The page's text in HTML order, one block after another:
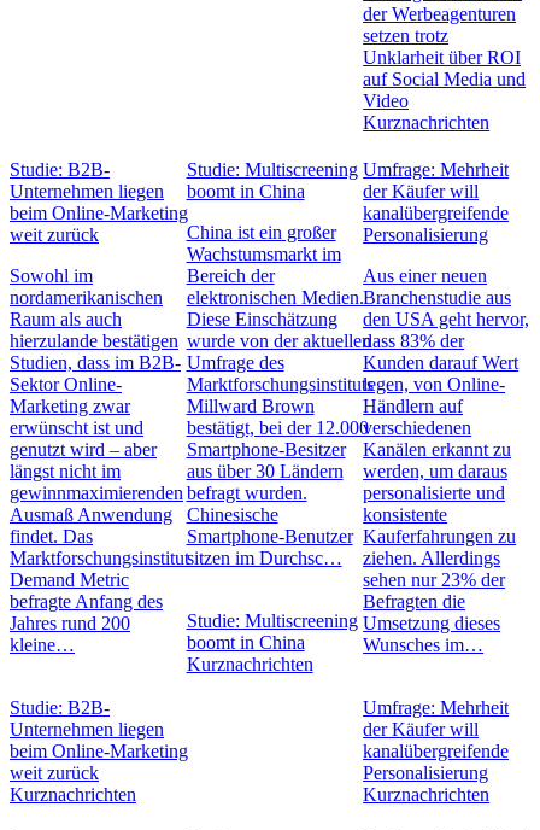
der Werbeagenturen
setzen trotz
Unklarheit über ROI
auf Social Media und
Video
Kurznachrichten
Studie: B2B-
Unternehmen liegen
beim Online-Marketing
weit zurück
Sowohl im
nordamerikanischen
Raum als auch
hierzulande bestätigen
Studien, dass im B2B-
Sektor Online-
Marketing zwar
erwünscht ist und
genutzt wird – aber
längst nicht im
gewinnmaximierenden
Ausmaß Anwendung
findet. Das
Marktforschungsinstitut
Demand Metric
befragte Anfang des
Jahres rund 200
kleine…
Studie: B2B-
Unternehmen liegen
beim Online-Marketing
weit zurück
Kurznachrichten
Studie: Multiscreening
boomt in China
China ist ein großer
Wachstumsmarkt im
Bereich der
elektronischen Medien.
Diese Einschätzung
wurde von der aktuellen
Umfrage des
Marktforschungsinstituts
Millward Brown
bestätigt, bei der 12.000
Smartphone-Besitzer
aus über 30 Ländern
befragt wurden.
Chinesische
Smartphone-Benutzer
sitzen im Durchsc…
Studie: Multiscreening
boomt in China
Kurznachrichten
Umfrage: Mehrheit
der Käufer will
kanalübergreifende
Personalisierung
Aus einer neuen
Branchenstudie aus
den USA geht hervor,
dass 83% der
Kunden darauf Wert
legen, von Online-
Händlern auf
verschiedenen
Kanälen erkannt zu
werden, um daraus
personalisierte und
konsistente
Kauferfahrungen zu
ziehen. Allerdings
sehen nur 23% der
Befragten die
Umsetzung dieses
Wunsches im…
Umfrage: Mehrheit
der Käufer will
kanalübergreifende
Personalisierung
Kurznachrichten